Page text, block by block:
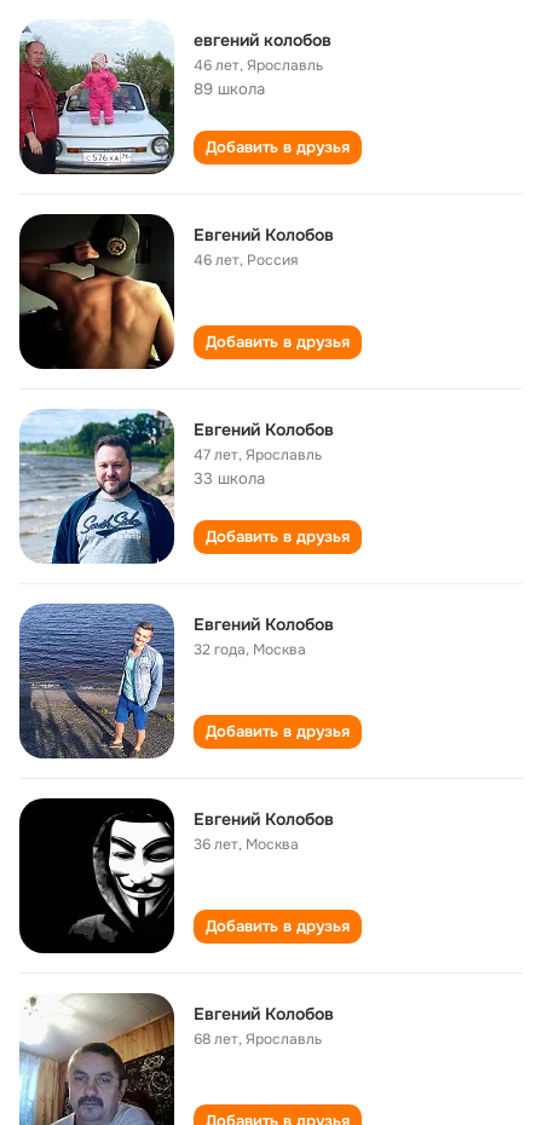
евгений колобов
46 лет,Ярославль
89 школа
Добавить в друзья
Евгений Колобов
46 лет, Россия
Добавить в друзья
Евгений Колобов
47 лет,Ярославль
33 школа
Добавить в друзья
Евгений Колобов
32 года, Москва
Добавить в друзья
Евгений Колобов
36 лет, Москва
Добавить в друзья
Евгений Колобов
68 лет,Ярославль
Добавить в друзья